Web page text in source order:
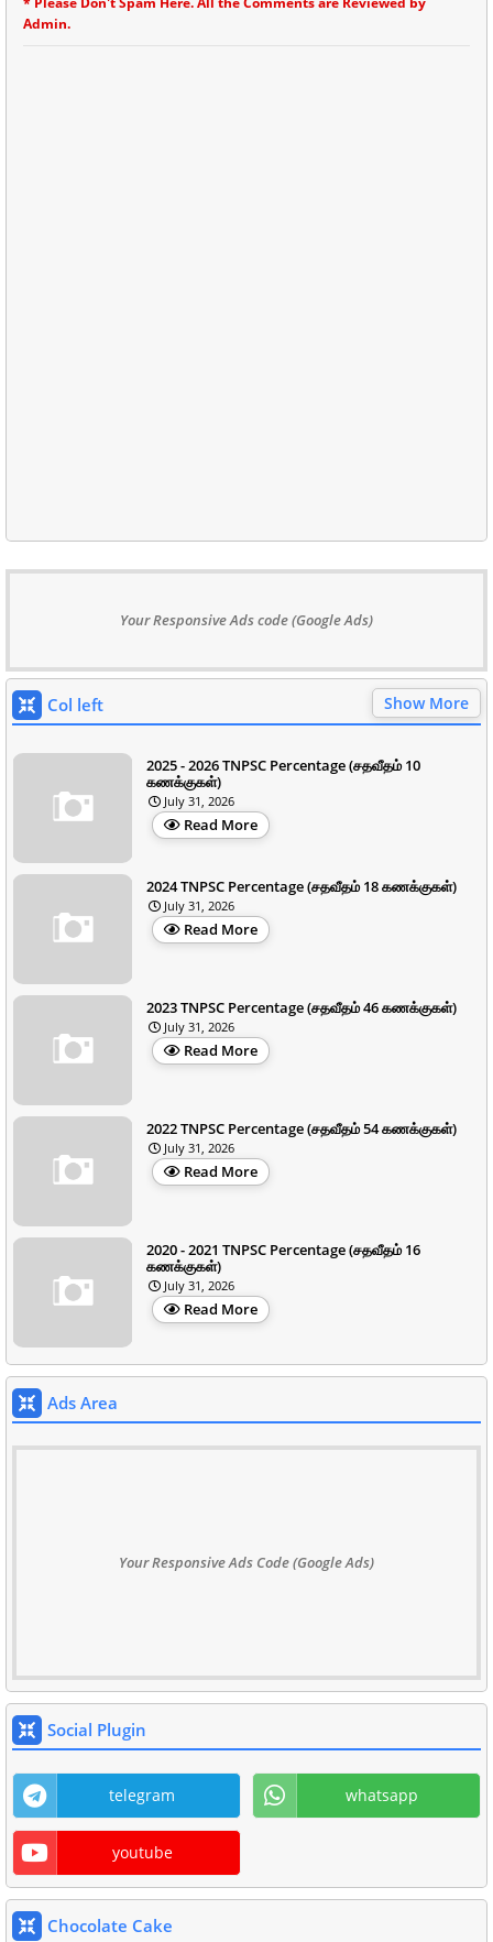
Admin.
Your Responsive Ads code (Google Ads)
Col left Show More
2025 - 2026 TNPSC Percentage (சதவீதம் 10
கணக்குகள்)
July 31, 2026
Read More
2024 TNPSC Percentage (சதவீதம் 18 கணக்குகள்)
July 31, 2026
Read More
2023 TNPSC Percentage (சதவீதம் 46 கணக்குகள்)
July 31, 2026
Read More
2022 TNPSC Percentage (சதவீதம் 54 கணக்குகள்)
July 31, 2026
Read More
2020 - 2021 TNPSC Percentage (சதவீதம் 16
கணக்குகள்)
July 31, 2026
Read More
Ads Area
Your Responsive Ads Code (Google Ads)
Social Plugin
telegram whatsapp
youtube
Chocolate Cake